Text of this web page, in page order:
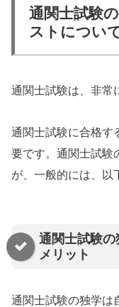
通関士試験
ストについ
通関士試験は、非常
通関士試験に合格す
要です。通関士試験
が、一般的には、以
通関士試験
メリット
通関士試験の独学は